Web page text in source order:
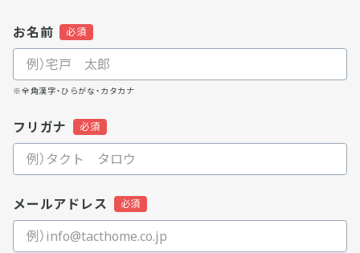
お名前
※全角漢字・ひらがな・カタカナ
フリガナ
メールアドレス